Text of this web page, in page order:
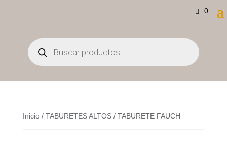
0
Búsqueda
de
productos
Inicio/ TABURETES ALTOS/ TABURETE FAUCH